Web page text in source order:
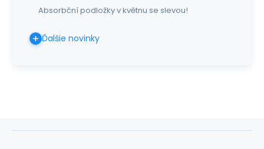
Absorbční podložky v květnu se slevou!
Ďalšie novinky